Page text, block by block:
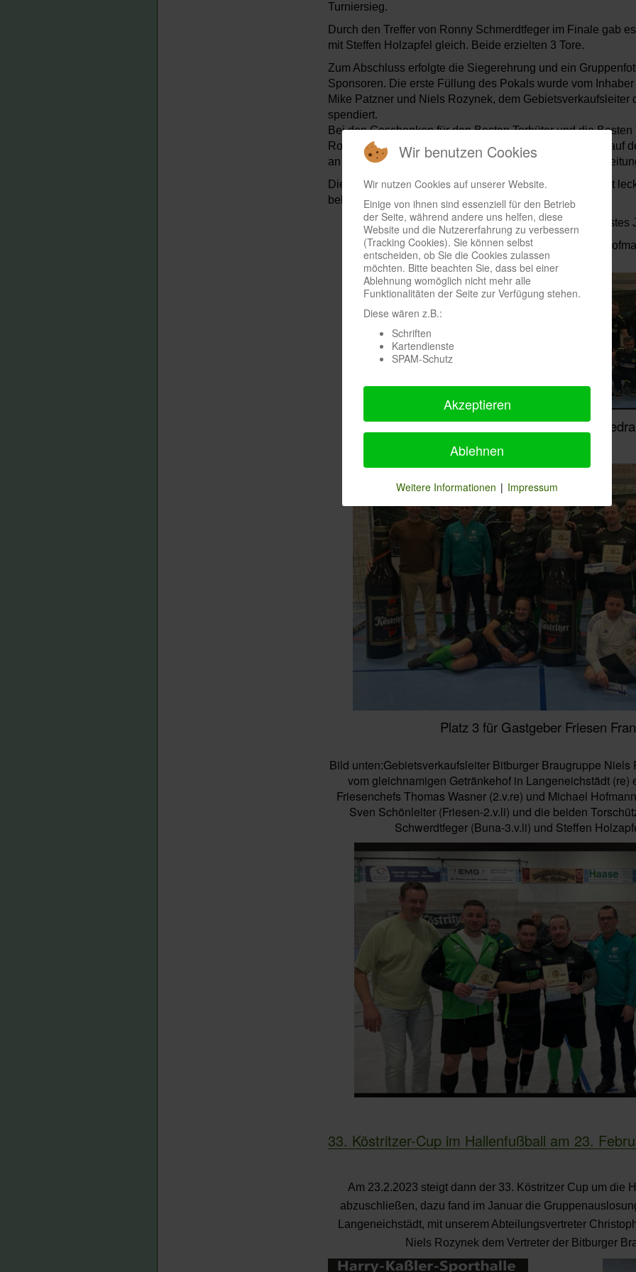
Turniersieg.
Durch den Treffer von Ronny Schmerdtfeger im Finale gab
mit Steffen Holzapfel gleich. Beide erzielten 3 Tore.
Zum Abschluss erfolgte die Siegerehrung und ein
Sponsoren. Die erste Füllung des Pokals wurde vom
Mike Patzner und Niels Rozynek, dem Gebietsverkaufsleiter
spendiert.
Bei den Geschenken für den Besten Torhüter und die
Roland Karge mit drei Gutscheinen für die MS Geiseltal auf
an alle Mannschaften und Beteiligten auch in der
Die Verpflegungsversorgung gab es durch Mc. Maikel mit
bekannten Jägerkloppern.
Wir freuen uns schon auf nächstes
Thomas Wanser & Michael
Friesenchefs
Cupsieger 2024 SV
Platz 3 für Gastgeber Friesen
Bild unten:Gebietsverkaufsleiter Bitburger Braugruppe
vom gleichnamigen Getränkehof in Langeneichstädt (re)
Friesenchefs Thomas Wasner (2.v.re) und Michael
Sven Schönleiter (Friesen-2.v.li) und die beiden
Schwerdtfeger (Buna-3.v.li) und Steffen
33. Köstritzer-Cup im Hallenfußball am 23.
Am 23.2.2023 steigt dann der 33. Köstritzer Cup um die
abzuschließen, dazu fand im Januar die
Langeneichstädt, mit unserem Abteilungsvertreter
Niels Rozynek dem Vertreter der Bitburger
Wir benutzen Cookies
Wir nutzen Cookies auf unserer Website.
Einige von ihnen sind essenziell für den Betrieb
der Seite, während andere uns helfen, diese
Website und die Nutzererfahrung zu verbessern
(Tracking Cookies). Sie können selbst
entscheiden, ob Sie die Cookies zulassen
möchten. Bitte beachten Sie, dass bei einer
Ablehnung womöglich nicht mehr alle
Funktionalitäten der Seite zur Verfügung stehen.
Diese wären z.B.:
Schriften
Kartendienste
SPAM-Schutz
Akzeptieren
Ablehnen
Weitere Informationen | Impressum